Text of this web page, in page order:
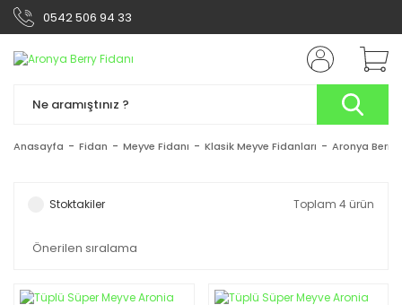
0542 506 94 33
Anasayfa Fidan Meyve Fidanı Klasik Meyve Fidanları Aronya Berry
Stoktakiler Toplam 4 ürün